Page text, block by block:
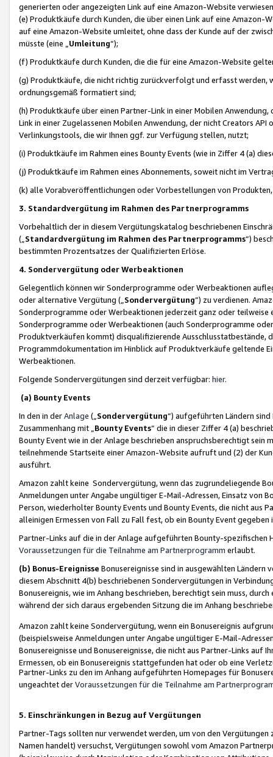
generierten oder angezeigten Link auf eine Amazon-Website
(e) Produktkäufe durch Kunden, die über einen Link auf eine
auf eine Amazon-Website umleitet, ohne dass der Kunde auf der
müsste (eine „ Umleitung“);
(f) Produktkäufe durch Kunden, die die für eine Amazon-Website
(g) Produktkäufe, die nicht richtig zurückverfolgt und erfasst werden,
ordnungsgemäß formatiert sind;
(h) Produktkäufe über einen Partner-Link in einer Mobilen
Link in einer Zugelassenen Mobilen Anwendung, der nicht Creators
Verlinkungstools, die wir Ihnen ggf. zur Verfügung stellen, nutzt;
(i) Produktkäufe im Rahmen eines Bounty Events (wie in Ziffer 4 (a)
(j) Produktkäufe im Rahmen eines Abonnements, soweit nicht im
(k) alle Vorabveröffentlichungen oder Vorbestellungen von
3. Standardvergütung im Rahmen des Partnerprogramms
Vorbehaltlich der in diesem Vergütungskatalog beschriebenen
(„ Standardvergütung im Rahmen des Partnerprogramms“)
bestimmten Prozentsatzes der Qualifizierten Erlöse.
4. Sondervergütung oder Werbeaktionen
Gelegentlich können wir Sonderprogramme oder Werbeaktionen
oder alternative Vergütung („ Sondervergütung”) zu verdienen.
Sonderprogramme oder Werbeaktionen jederzeit ganz oder
Sonderprogramme oder Werbeaktionen (auch Sonderprogramme
Produktverkäufen kommt) disqualifizierende Ausschlusstatbestände,
Programmdokumentation im Hinblick auf Produktverkäufe geltende
Werbeaktionen.
Folgende Sondervergütungen sind derzeit verfügbar: hier.
(a) Bounty Events
In den in derAnlage („ Sondervergütung“) aufgeführten Ländern
Zusammenhang mit „ Bounty Events“ die in dieser Ziffer 4 (a)
Bounty Event wie in der Anlage beschrieben anspruchsberechtigt sein
teilnehmende Startseite einer Amazon-Website aufruft und (2) der
ausführt.
Amazon zahlt keine Sondervergütung, wenn das zugrundeliegende
Anmeldungen unter Angabe ungültiger E-Mail-Adressen, Einsatz von
Person, wiederholter Bounty Events und Bounty Events, die nicht
alleinigen Ermessen von Fall zu Fall fest, ob ein Bounty Event
Partner-Links auf die in der Anlage aufgeführten Bounty-spezifischen
Voraussetzungen für die Teilnahme am Partnerprogramm erlaubt.
(b) Bonus-Ereignisse Bonusereignisse sind in ausgewählten Ländern
diesem Abschnitt 4(b) beschriebenen Sondervergütungen in
Bonusereignis, wie im Anhang beschrieben, berechtigt sein muss,
während der sich daraus ergebenden Sitzung die im Anhang
Amazon zahlt keine Sondervergütung, wenn ein Bonusereignis
(beispielsweise Anmeldungen unter Angabe ungültiger E-Mail-
Bonusereignisse und Bonusereignisse, die nicht aus Partner-Links auf
Ermessen, ob ein Bonusereignis stattgefunden hat oder ob eine
Partner-Links zu den im Anhang aufgeführten Homepages für
ungeachtet derVoraussetzungen für die Teilnahme am
5. Einschränkungen in Bezug auf Vergütungen
Partner-Tags sollten nur verwendet werden, um von den
Namen handelt) versuchst, Vergütungen sowohl vom Amazon